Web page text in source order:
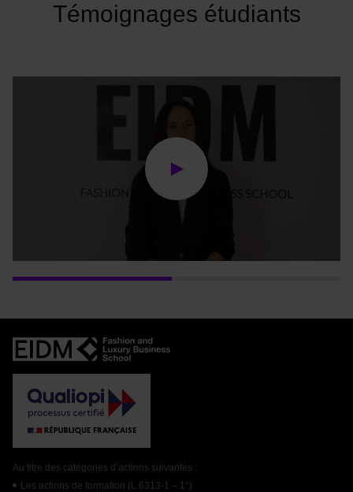
Témoignages étudiants
Au titre des catégories d’actions suivantes :
Les actions de formation (L.6313-1 – 1°)